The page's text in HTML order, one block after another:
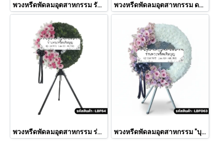
พวงหรีดพัดลมอุตสาหกรรม รัศมี (LBF65) พวงหรีดพัดลมอุตสาหกรรม ดอกไม้ประดิษฐ์ มณีทิพย์ (LBF66)
พวงหรีดพัดลมอุตสาหกรรม ร่มรื่น (LBF64) พวงหรีดพัดลมอุตสาหกรรม "บุหงารำไพ" (LBF 063)